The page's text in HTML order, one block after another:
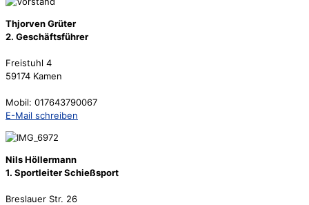
Thjorven Grüter
2. Geschäftsführer
Freistuhl 4
59174 Kamen
Mobil: 017643790067
E-Mail schreiben
Nils Höllermann
1. Sportleiter Schießsport
Breslauer Str. 26